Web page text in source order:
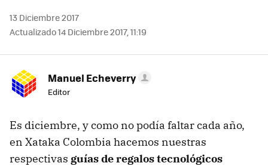
13 Diciembre 2017
Actualizado 14 Diciembre 2017, 11:19
Manuel Echeverry
Editor
Es diciembre, y como no podía faltar cada año,
en Xataka Colombia hacemos nuestras
respectivas guías de regalos tecnológicos